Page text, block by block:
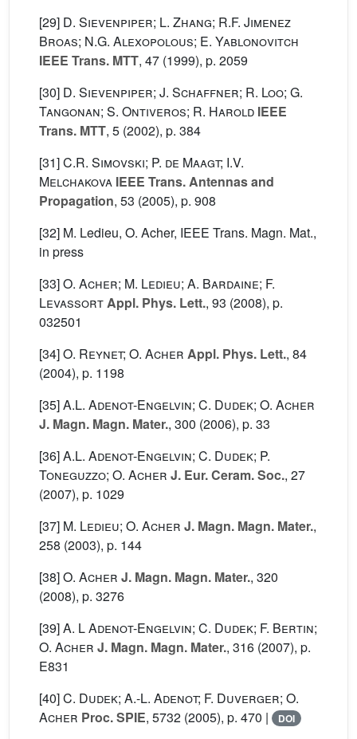
[29] D. Sievenpiper; L. Zhang; R.F. Jimenez
Broas; N.G. Alexopolous; E. Yablonovitch
IEEE Trans. MTT, 47 (1999), p. 2059
[30] D. Sievenpiper; J. Schaffner; R. Loo; G.
Tangonan; S. Ontiveros; R. Harold IEEE
Trans. MTT, 5 (2002), p. 384
[31]C.R. Simovski; P. de Maagt; I.V.
Melchakova IEEE Trans. Antennas and
Propagation, 53 (2005), p. 908
[32] M. Ledieu, O. Acher, IEEE Trans. Magn. Mat.,
in press
[33]O. Acher; M. Ledieu; A. Bardaine; F.
LevassortAppl. Phys. Lett., 93 (2008), p.
032501
[34]O. Reynet; O. Acher Appl. Phys. Lett., 84
(2004), p. 1198
[35]A.L. Adenot-Engelvin; C. Dudek; O. Acher
J. Magn. Magn. Mater., 300 (2006), p. 33
[36]A.L. Adenot-Engelvin; C. Dudek; P.
Toneguzzo; O. Acher J. Eur. Ceram. Soc., 27
(2007), p. 1029
[37] M. Ledieu; O. Acher J. Magn. Magn. Mater.,
258 (2003), p. 144
[38]O. Acher J. Magn. Magn. Mater., 320
(2008), p. 3276
[39]A. L Adenot-Engelvin; C. Dudek; F. Bertin;
O. Acher J. Magn. Magn. Mater., 316 (2007), p.
E831
[40]C. Dudek; A.-L. Adenot; F. Duverger; O.
Acher Proc. SPIE, 5732 (2005), p. 470 | DOI